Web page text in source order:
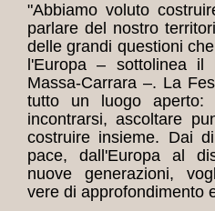
"Abbiamo voluto
parlare del nostro
delle grandi questioni
l'Europa – sottolinea il
Massa-Carrara –. La
tutto un luogo aperto:
incontrarsi, ascoltare
costruire insieme. Dai
pace, dall'Europa al
nuove generazioni,
vere di approfondimento